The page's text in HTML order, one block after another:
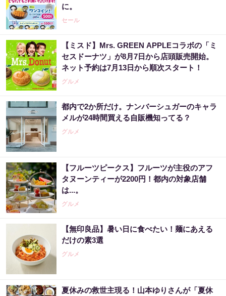
に。
セール
【ミスド】Mrs. GREEN APPLEコラボの「ミ
セスドーナツ」が8月7日から店頭販売開始。
ネット予約は7月13日から順次スタート！
グルメ
都内で2か所だけ。ナンバーシュガーのキャラ
メルが24時間買える自販機知ってる？
グルメ
【フルーツピークス】フルーツが主役のアフ
タヌーンティーが2200円！都内の対象店舗
は...。
グルメ
【無印良品】暑い日に食べたい！麺にあえる
だけの素3選
グルメ
夏休みの救世主現る！山本ゆりさんが「夏休